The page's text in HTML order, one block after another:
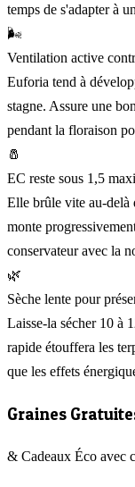
temps de s'adapter à
🌬️
Ventilation active
Euforia tend à
stagne. Assure une
pendant la floraison
🧂
EC reste sous 1,5
Elle brûle vite au-delà
monte
conservateur avec la
🌿
Sèche lente pour
Laisse-la sécher 10 à
rapide étouffera les
que les effets
Graines
& Cadeaux Éco avec